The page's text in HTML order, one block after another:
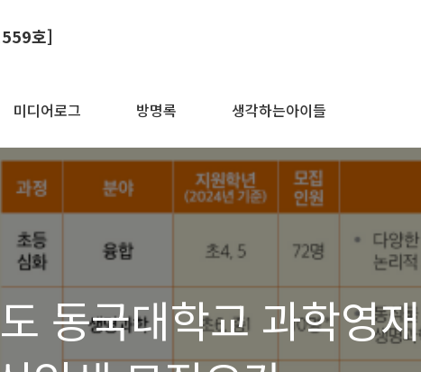
호]
미디어로그 방명록 생각하는아이들
동국대학교 과학영재